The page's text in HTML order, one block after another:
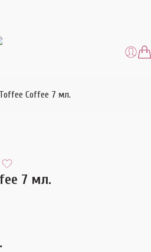
Coffee 7 мл.
7 мл.